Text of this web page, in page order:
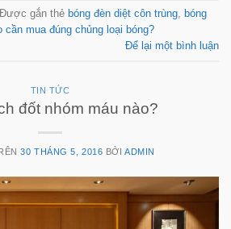
Được gắn thẻ bóng đèn diệt côn trùng, bóng
cần mua đúng chủng loại bóng?
Để lại một bình luận
TIN TỨC
đốt nhóm máu nào?
30 THÁNG 5, 2016 BỞIADMIN